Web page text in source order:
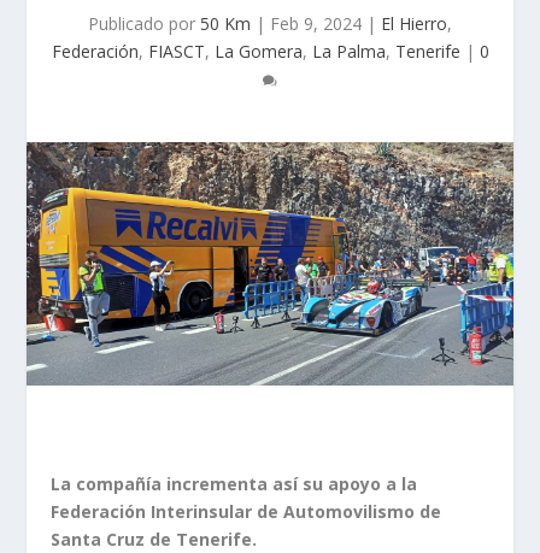
Publicado por 50 Km | Feb 9, 2024 | El Hierro,
Federación, FIASCT, La Gomera, La Palma, Tenerife | 0
La compañía incrementa así su apoyo a la
Federación Interinsular de Automovilismo de
Santa Cruz de Tenerife.